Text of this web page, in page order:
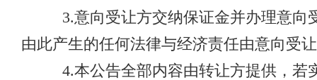
3.意向受让方交纳保证金并办理意向
由此产生的任何法律与经济责任由意向受
4.本公告全部内容由转让方提供，若